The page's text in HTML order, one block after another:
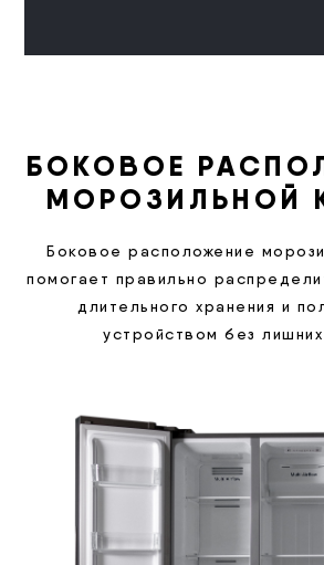
БОКОВОЕ
МОРОЗИЛЬНОЙ
Боковое расположение
помогает правильно
длительного хранения и
устройством без лишних